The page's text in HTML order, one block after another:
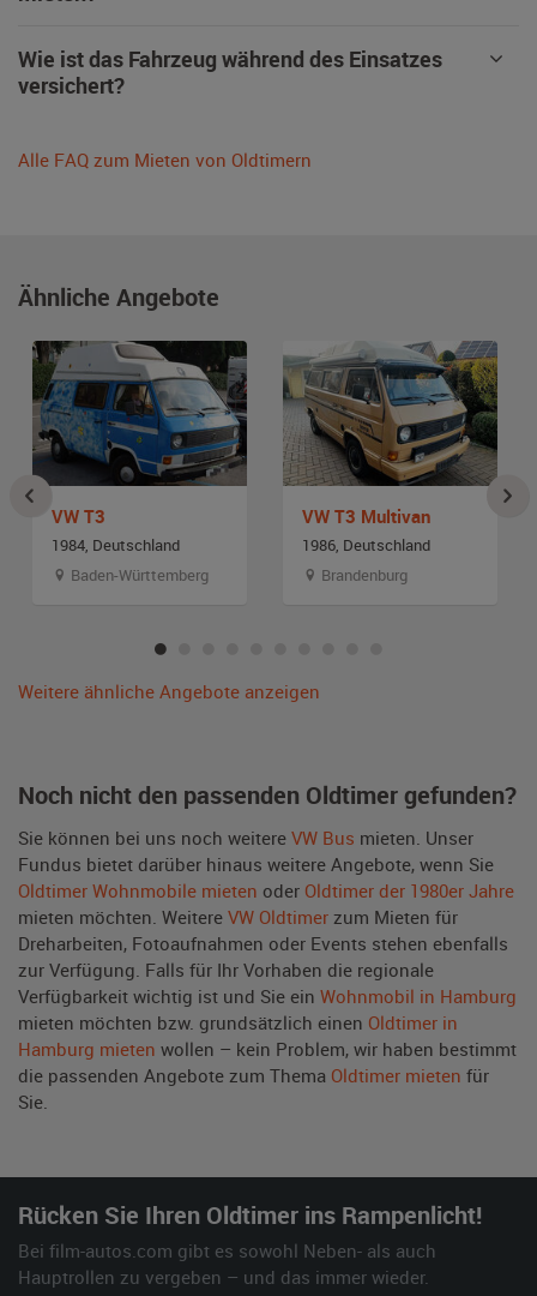
Wie ist das Fahrzeug während des Einsatzes
versichert?
Alle FAQ zum Mieten von Oldtimern
Ähnliche Angebote
VW T3
1984, Deutschland
Baden-Württemberg
VW T3 Multivan
1986, Deutschland
Brandenburg
Weitere ähnliche Angebote anzeigen
Noch nicht den passenden Oldtimer gefunden?
Sie können bei uns noch weitere VW Bus mieten. Unser
Fundus bietet darüber hinaus weitere Angebote, wenn Sie
Oldtimer Wohnmobile mieten oder Oldtimer der 1980er Jahre
mieten möchten. Weitere VW Oldtimer zum Mieten für
Dreharbeiten, Fotoaufnahmen oder Events stehen ebenfalls
zur Verfügung. Falls für Ihr Vorhaben die regionale
Verfügbarkeit wichtig ist und Sie ein Wohnmobil in Hamburg
mieten möchten bzw. grundsätzlich einen Oldtimer in
Hamburg mieten wollen – kein Problem, wir haben bestimmt
die passenden Angebote zum Thema Oldtimer mieten für
Sie.
Rücken Sie Ihren Oldtimer ins Rampenlicht!
Bei film-autos.com gibt es sowohl Neben- als auch
Hauptrollen zu vergeben – und das immer wieder.